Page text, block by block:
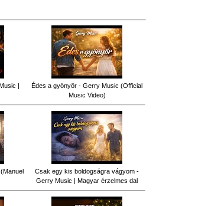
|
Édes a gyönyör - Gerry Music (Official
Music Video)
Csak egy kis boldogságra vágyom -
Gerry Music | Magyar érzelmes dal